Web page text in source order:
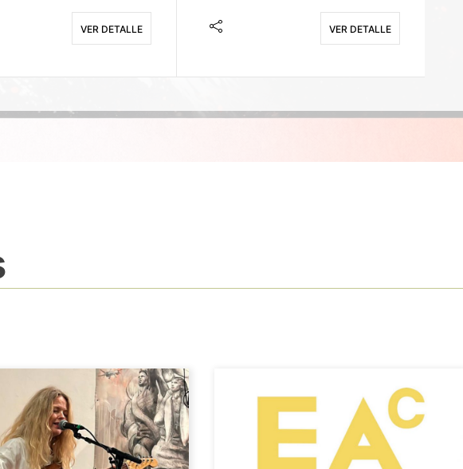
VER DETALLE VER DETALLE